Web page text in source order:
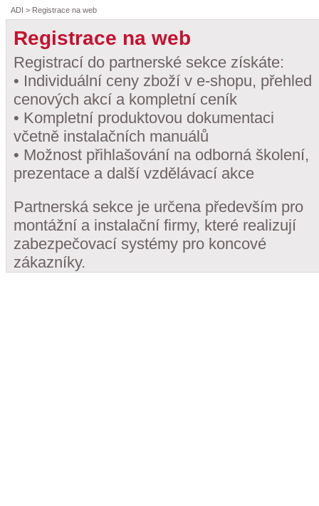
ADI > Registrace na web
Registrace na web
Registrací do partnerské sekce získáte:
• Individuální ceny zboží v e-shopu, přehled
cenových akcí a kompletní ceník
• Kompletní produktovou dokumentaci
včetně instalačních manuálů
• Možnost přihlašování na odborná školení,
prezentace a další vzdělávací akce
Partnerská sekce je určena především pro
montážní a instalační firmy, které realizují
zabezpečovací systémy pro koncové
zákazníky.